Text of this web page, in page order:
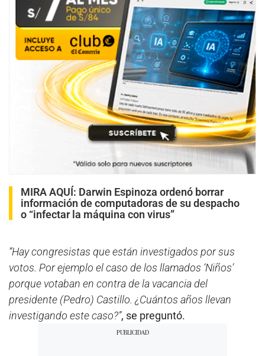
MIRA AQUÍ: Darwin Espinoza ordenó borrar
información de computadoras de su despacho
o “infectar la máquina con virus”
“Hay congresistas que están investigados por sus
votos. Por ejemplo el caso de los llamados ‘Niños’
porque votaban en contra de la vacancia del
presidente (Pedro) Castillo. ¿Cuántos años llevan
investigando este caso?”, se preguntó.